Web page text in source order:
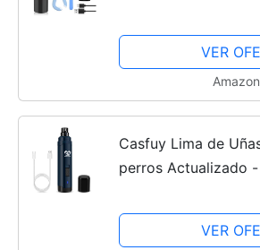
velocidades,
y Perros de Todos
VER
Casfuy Lima de
perros Actualizado
Velocidades para
y Alisado de Patas
VER